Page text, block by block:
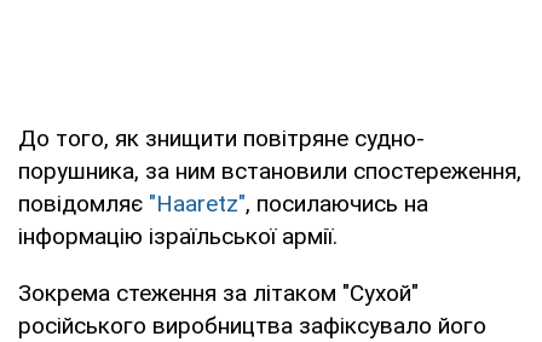
До того, як знищити повітряне судно-
порушника, за ним встановили спостереження,
повідомляє "Haaretz", посилаючись на
інформацію ізраїльської армії.
Зокрема стеження за літаком "Сухой"
російського виробництва зафіксувало його